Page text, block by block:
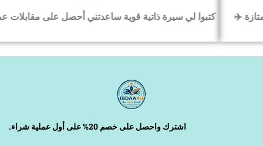
كتبوا لي سيرة ذاتية قوية ساعدتني أحصل على مقابلات عمل
اشترك واحصل على خصم 20% على أول عملية شراء.